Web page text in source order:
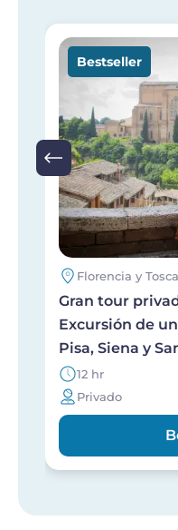
Imagen
Bestseller
Florencia y
Gran tour
Excursión de
Pisa, Siena y
12 hr
Privado